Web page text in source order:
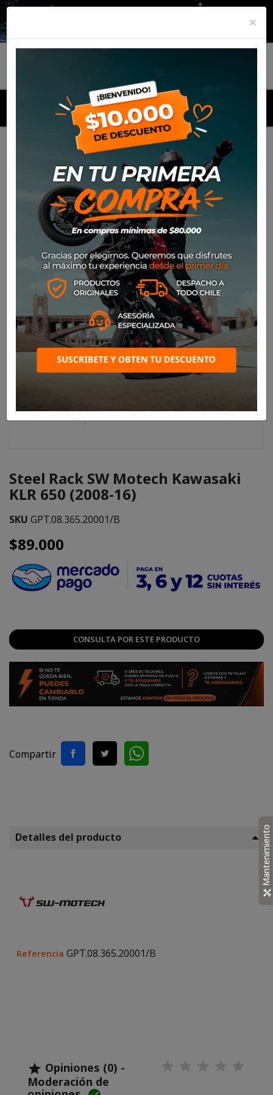
MENU
Productos
Steel Rack SW Motech Kawasaki KLR
650 (2008-16)
Steel Rack SW Motech Kawasaki
KLR 650 (2008-16)
SKU GPT.08.365.20001/B
$89.000
CONSULTA POR ESTE PRODUCTO
Compartir
Detalles del producto
Referencia GPT.08.365.20001/B
 Opiniones (0) -
Moderación de
×
Mantenimiento